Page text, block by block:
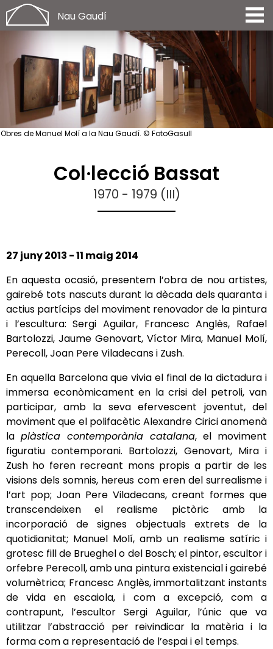
Nau Gaudí
Obres de Manuel Molí a la Nau Gaudí. © FotoGasull
Col·lecció Bassat
1970 - 1979 (III)
27 juny 2013 - 11 maig 2014
En aquesta ocasió, presentem l’obra de nou artistes,
gairebé tots nascuts durant la dècada dels quaranta i
actius partícips del moviment renovador de la pintura
i l’escultura: Sergi Aguilar, Francesc Anglès, Rafael
Bartolozzi, Jaume Genovart, Víctor Mira, Manuel Molí,
Perecoll, Joan Pere Viladecans i Zush.
En aquella Barcelona que vivia el final de la dictadura i
immersa econòmicament en la crisi del petroli, van
participar, amb la seva efervescent joventut, del
moviment que el polifacètic Alexandre Cirici anomenà
la plàstica contemporània catalana, el moviment
figuratiu contemporani. Bartolozzi, Genovart, Mira i
Zush ho feren recreant mons propis a partir de les
visions dels somnis, hereus com eren del surrealisme i
l’art pop; Joan Pere Viladecans, creant formes que
transcendeixen el realisme pictòric amb la
incorporació de signes objectuals extrets de la
quotidianitat; Manuel Molí, amb un realisme satíric i
grotesc fill de Brueghel o del Bosch; el pintor, escultor i
orfebre Perecoll, amb una pintura existencial i gairebé
volumètrica; Francesc Anglès, immortalitzant instants
de vida en escaiola, i com a excepció, com a
contrapunt, l’escultor Sergi Aguilar, l’únic que va
utilitzar l’abstracció per reivindicar la matèria i la
forma com a representació de l’espai i el temps.